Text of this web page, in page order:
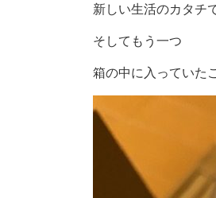
新しい生活のカタチ
そしてもう一つ
箱の中に入っていた